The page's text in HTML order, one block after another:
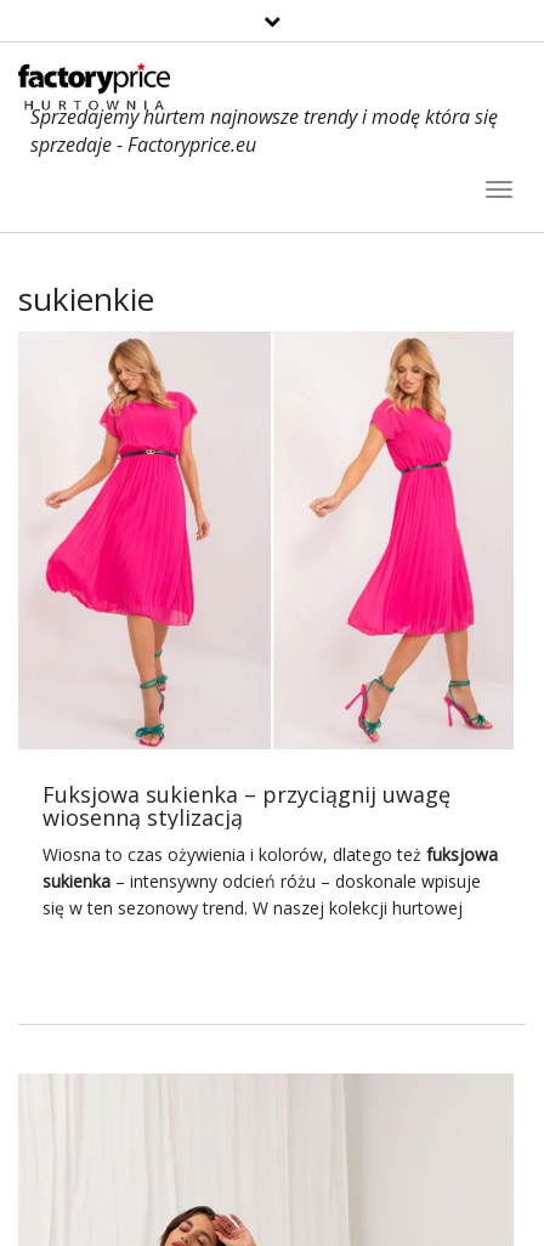
Sprzedajemy hurtem najnowsze trendy i modę która się
sprzedaje - Factoryprice.eu
sukienkie
Fuksjowa sukienka – przyciągnij uwagę
wiosenną stylizacją
Wiosna to czas ożywienia i kolorów, dlatego też fuksjowa
sukienka – intensywny odcień różu – doskonale wpisuje
się w ten sezonowy trend. W naszej kolekcji hurtowej
Fuksjowa sukienkato niezwykle atrakcyjny wybór na